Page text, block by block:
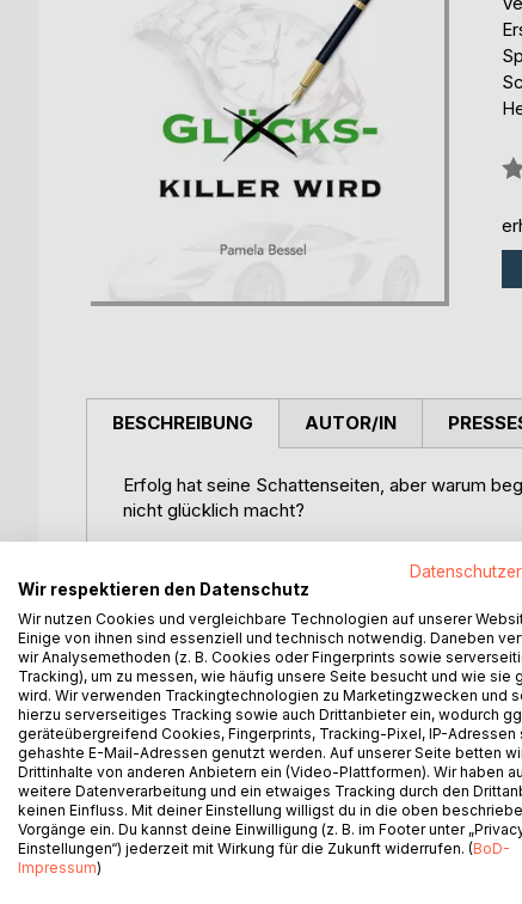
BESCHREIBUNG
Erfolg hat seine Schattenseiten, aber warum
nicht glücklich macht?
Wieso haben unsere Vergangenheit und unser
unser gesamtes Leben?
Wie erschaffen wir uns ein selbstbestimmtes
erfüllt ist?
Dieses Buch entschlüsselt die Ursachen
und Ahnenforschung. Gleichzeitig liefert es die
Blockaden endgültig zu lösen.
AUTOR/IN
WEITERE TITEL BEI
Wir respektieren den Datenschutz
Wir nutzen Cookies und vergleichbare Technologien auf unserer
Einige von ihnen sind essenziell und technisch notwendig. Daneben
wir Analysemethoden (z. B. Cookies oder Fingerprints sowie
Tracking), um zu messen, wie häufig unsere Seite besucht und wie sie
wird. Wir verwenden Trackingtechnologien zu Marketingzwecken und
hierzu serverseitiges Tracking sowie auch Drittanbieter ein, wodurch
geräteübergreifend Cookies, Fingerprints, Tracking-Pixel, IP-Adressen
gehashte E-Mail-Adressen genutzt werden. Auf unserer Seite betten
Drittinhalte von anderen Anbietern ein (Video-Plattformen). Wir haben
weitere Datenverarbeitung und ein etwaiges Tracking durch den
keinen Einfluss. Mit deiner Einstellung willigst du in die oben
Vorgänge ein. Du kannst deine Einwilligung (z. B. im Footer unter
Einstellungen“) jederzeit mit Wirkung für die Zukunft widerrufen. (BoD-
Impressum)